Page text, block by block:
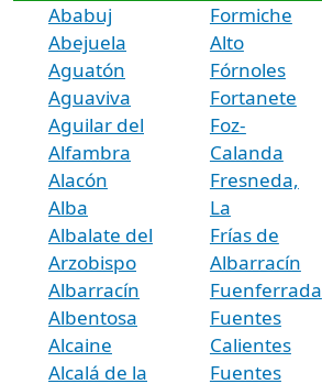
Ababuj
Abejuela
Aguatón
Aguaviva
Aguilar del
Alfambra
Alacón
Alba
Albalate del
Arzobispo
Albarracín
Albentosa
Alcaine
Alcalá de la
Formiche
Alto
Fórnoles
Fortanete
Foz-
Calanda
Fresneda,
La
Frías de
Albarracín
Fuenferrada
Fuentes
Calientes
Fuentes